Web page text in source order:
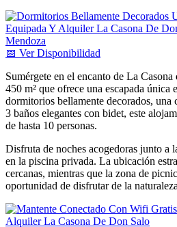
📅 VerDisponibilidad
Sumérgete en el encanto de La
450 m² que ofrece una escapada única
dormitorios bellamente decorados, una
3 baños elegantes con bidet, este
de hasta 10 personas.
Disfruta de noches acogedoras junto a
en la piscina privada. La ubicación
cercanas, mientras que la zona de
oportunidad de disfrutar de la